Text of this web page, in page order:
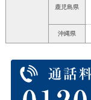
鹿児島県
沖縄県